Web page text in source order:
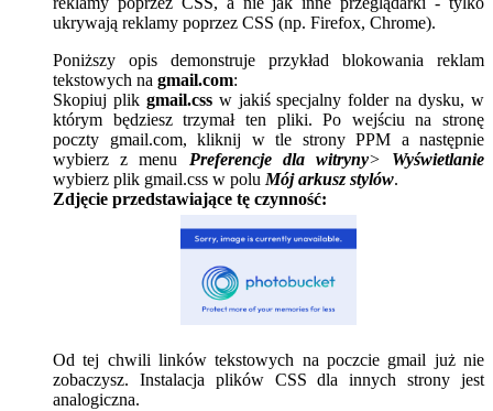
ukrywają reklamy poprzez CSS (np. Firefox, Chrome).
Poniższy opis demonstruje przykład blokowania reklam
tekstowych na gmail.com:
Skopiuj plik gmail.cssw jakiś specjalny folder na dysku, w
którym będziesz trzymał ten pliki. Po wejściu na stronę
poczty gmail.com, kliknij w tle strony PPM a następnie
wybierz z menu Preferencje dla witryny> Wyświetlanie
wybierz plik gmail.css w polu Mój arkusz stylów.
Zdjęcie przedstawiające tę czynność:
Od tej chwili linków tekstowych na poczcie gmail już nie
zobaczysz. Instalacja plików CSS dla innych strony jest
analogiczna.